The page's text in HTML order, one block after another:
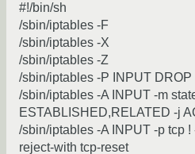
#!/bin/sh
/sbin/iptables -F
/sbin/iptables -X
/sbin/iptables -Z
/sbin/iptables -P INPUT DROP
/sbin/iptables -A INPUT -m
ESTABLISHED,RELATED -j
/sbin/iptables -A INPUT -p tcp
reject-with tcp-reset